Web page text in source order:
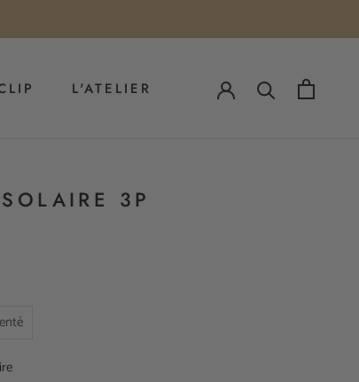
L'ATELIER
3P